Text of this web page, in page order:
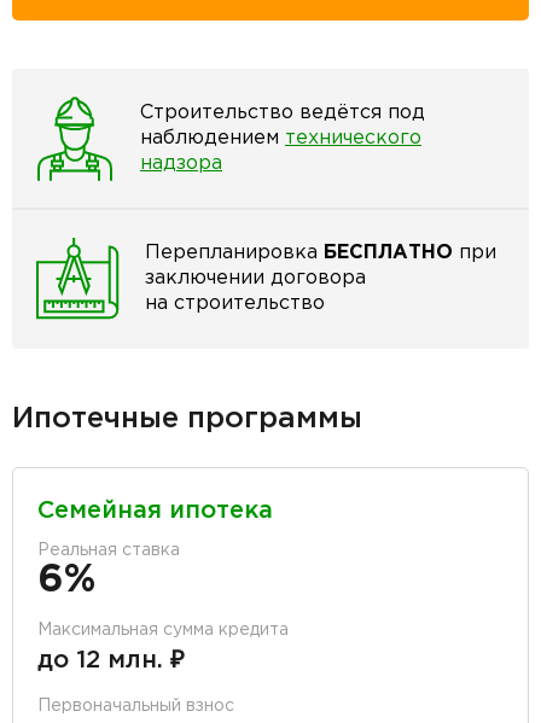
Строительство ведётся под
наблюдением технического
надзора
Перепланировка БЕСПЛАТНО при
заключении договора
на строительство
Ипотечные программы
Семейная ипотека
Реальная ставка
6%
Максимальная сумма кредита
до 12 млн. ₽
Первоначальный взнос